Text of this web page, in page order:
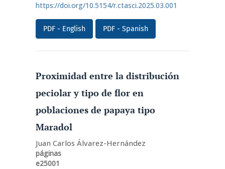
https://doi.org/10.5154/r.ctasci.2025.03.001
PDF - English PDF - Spanish
Proximidad entre la distribución
peciolar y tipo de flor en
poblaciones de papaya tipo
Maradol
Juan Carlos Álvarez-Hernández
páginas
e25001